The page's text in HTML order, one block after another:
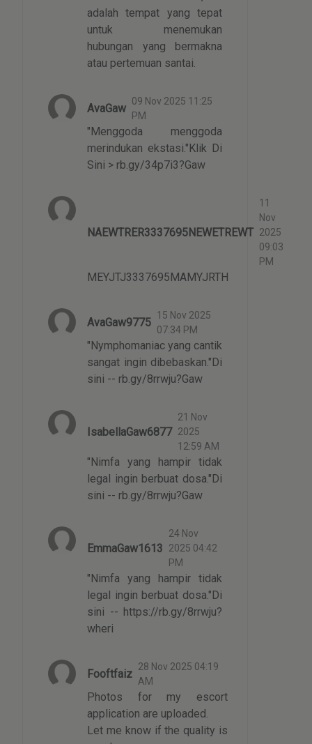
adalah tempat yang tepat
untuk menemukan
hubungan yang bermakna
atau pertemuan santai.
AvaGaw
09 Nov 2025 11:25
PM
"Menggoda menggoda
merindukan ekstasi."Klik Di
Sini > rb.gy/34p7i3?Gaw
NAEWTRER3337695NEWETREWT
11
Nov
2025
09:03
PM
MEYJTJ3337695MAMYJRTH
AvaGaw9775
15 Nov 2025
07:34 PM
"Nymphomaniac yang cantik
sangat ingin dibebaskan."Di
sini -- rb.gy/8rrwju?Gaw
IsabellaGaw6877
21 Nov
2025
12:59 AM
"Nimfa yang hampir tidak
legal ingin berbuat dosa."Di
sini -- rb.gy/8rrwju?Gaw
EmmaGaw1613
24 Nov
2025 04:42
PM
"Nimfa yang hampir tidak
legal ingin berbuat dosa."Di
sini -- https://rb.gy/8rrwju?
wheri
Fooftfaiz
28 Nov 2025 04:19
AM
Photos for my escort
application are uploaded.
Let me know if the quality is